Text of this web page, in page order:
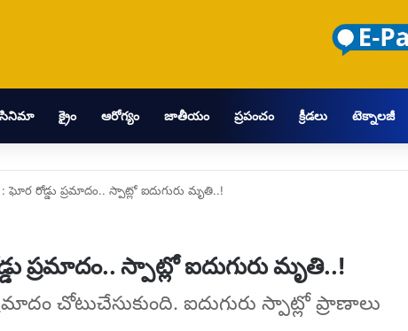
సినిమా క్రైం ఆరోగ్యం జాతీయం ప్రపంచం క్రీడలు టెక్నాలజీ
: ఘోర రోడ్డు ప్రమాదం.. స్పాట్లో ఐదుగురు మృతి..!
ప్రమాదం.. స్పాట్లో ఐదుగురు మృతి..!
చోటుచేసుకుంది. ఐదుగురు స్పాట్లో ప్రాణాలు